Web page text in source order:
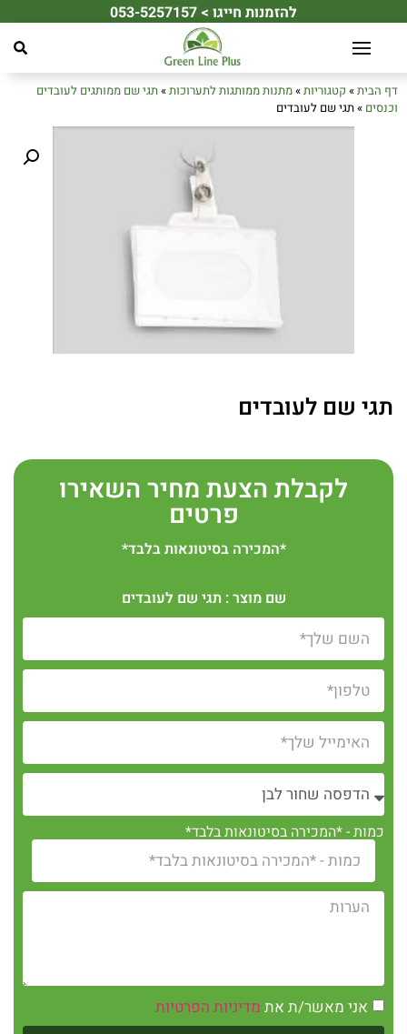
להזמנות חייגו > 053-5257157
דף הבית» קטגוריות»מתנות ממותגות לתערוכות»תגי שם ממותגים לעובדים
וכנסים »תגי שם לעובדים
תגי שם לעובדים
לקבלת הצעת מחיר השאירו
פרטים
*המכירה בסיטונאות בלבד*
שם מוצר : תגי שם לעובדים
כמות - *המכירה בסיטונאות בלבד*
אני מאשר/ת את מדיניות הפרטיות